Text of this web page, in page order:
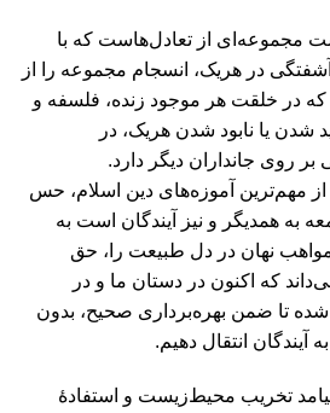
مجموعه‌ای از تعادل‌هاست که با
در هریک، انسجام مجموعه را از
که در خلقت هر موجود زنده، فلسفه و
شدن یا نابود شدن هریک، در
بر روی جانداران دیگر دارد.
از مهم‌ترین آموزه‌های دین اسلام، حس
به همدیگر و نیز آیندگان است به
نهان در دل طبیعت را، حق
که اکنون در دستان ما و در
شده تا ضمن بهره‌برداری صحیح، بدون
آیندگان انتقال دهیم.
تخریب محیط‌زیست و استفادۀ